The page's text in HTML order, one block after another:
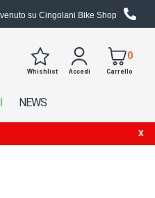
su Cingolani Bike Shop
Accedi
Whishlist
0
Carrello
NEWS